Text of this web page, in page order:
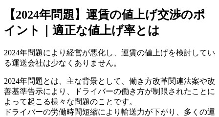
【2024年問題】運賃の値上げ交渉のポ
イント｜適正な値上げ率とは
2024年問題により経営が悪化し、運賃の値上げを検討してい
る運送会社は少なくありません。
2024年問題とは、主な背景として、働き方改革関連法案や改
善基準告示により、ドライバーの働き方が制限されたことに
よって起こる様々な問題のことです。
ドライバーの労働時間短縮により輸送力が下がり、多くの運